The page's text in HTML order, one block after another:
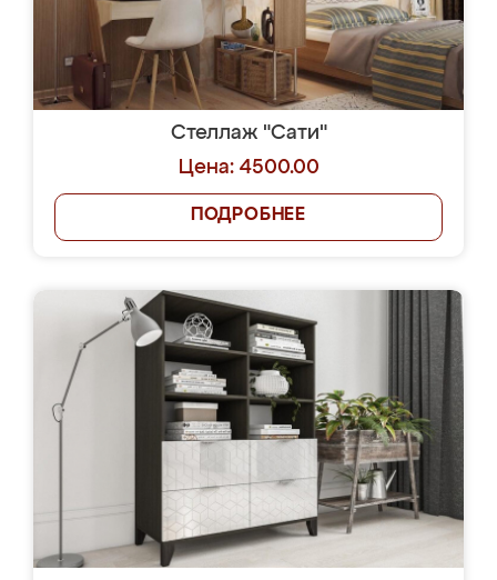
Стеллаж "Сати"
Цена: 4500.00
ПОДРОБНЕЕ